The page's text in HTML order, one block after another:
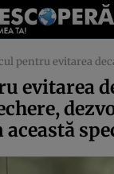
evitarea decapitării după împerechere,
evitarea